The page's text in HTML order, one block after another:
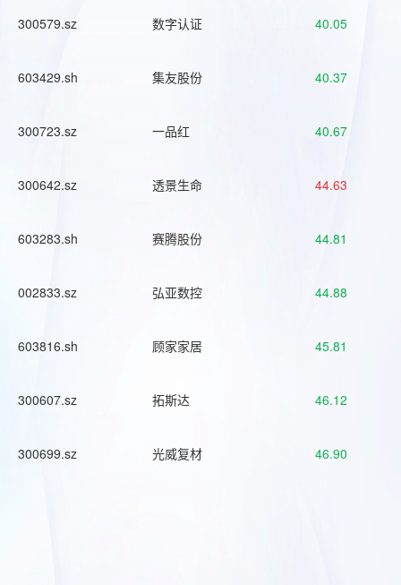
300579.sz 数字认证 40.05
603429.sh 集友股份 40.37
300723.sz 一品红 40.67
300642.sz 透景生命 44.63
603283.sh 赛腾股份 44.81
002833.sz 弘亚数控 44.88
603816.sh 顾家家居 45.81
300607.sz 拓斯达 46.12
300699.sz 光威复材 46.90